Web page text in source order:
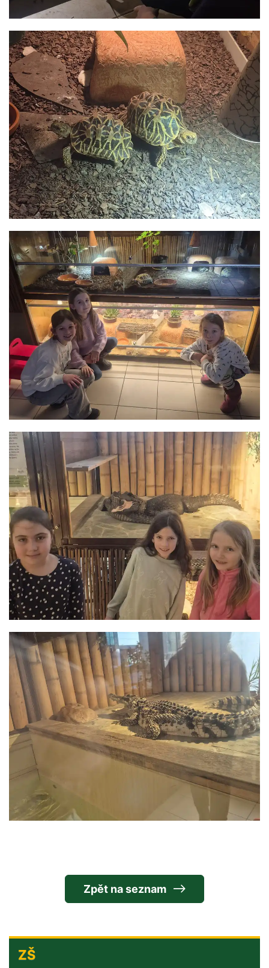
ZŠ
ZŠ
Zpět na seznam